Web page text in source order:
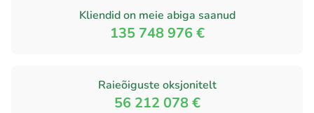
Kliendid on meie abiga saanud
135 748 976 €
Raieõiguste oksjonitelt
56 212 078 €